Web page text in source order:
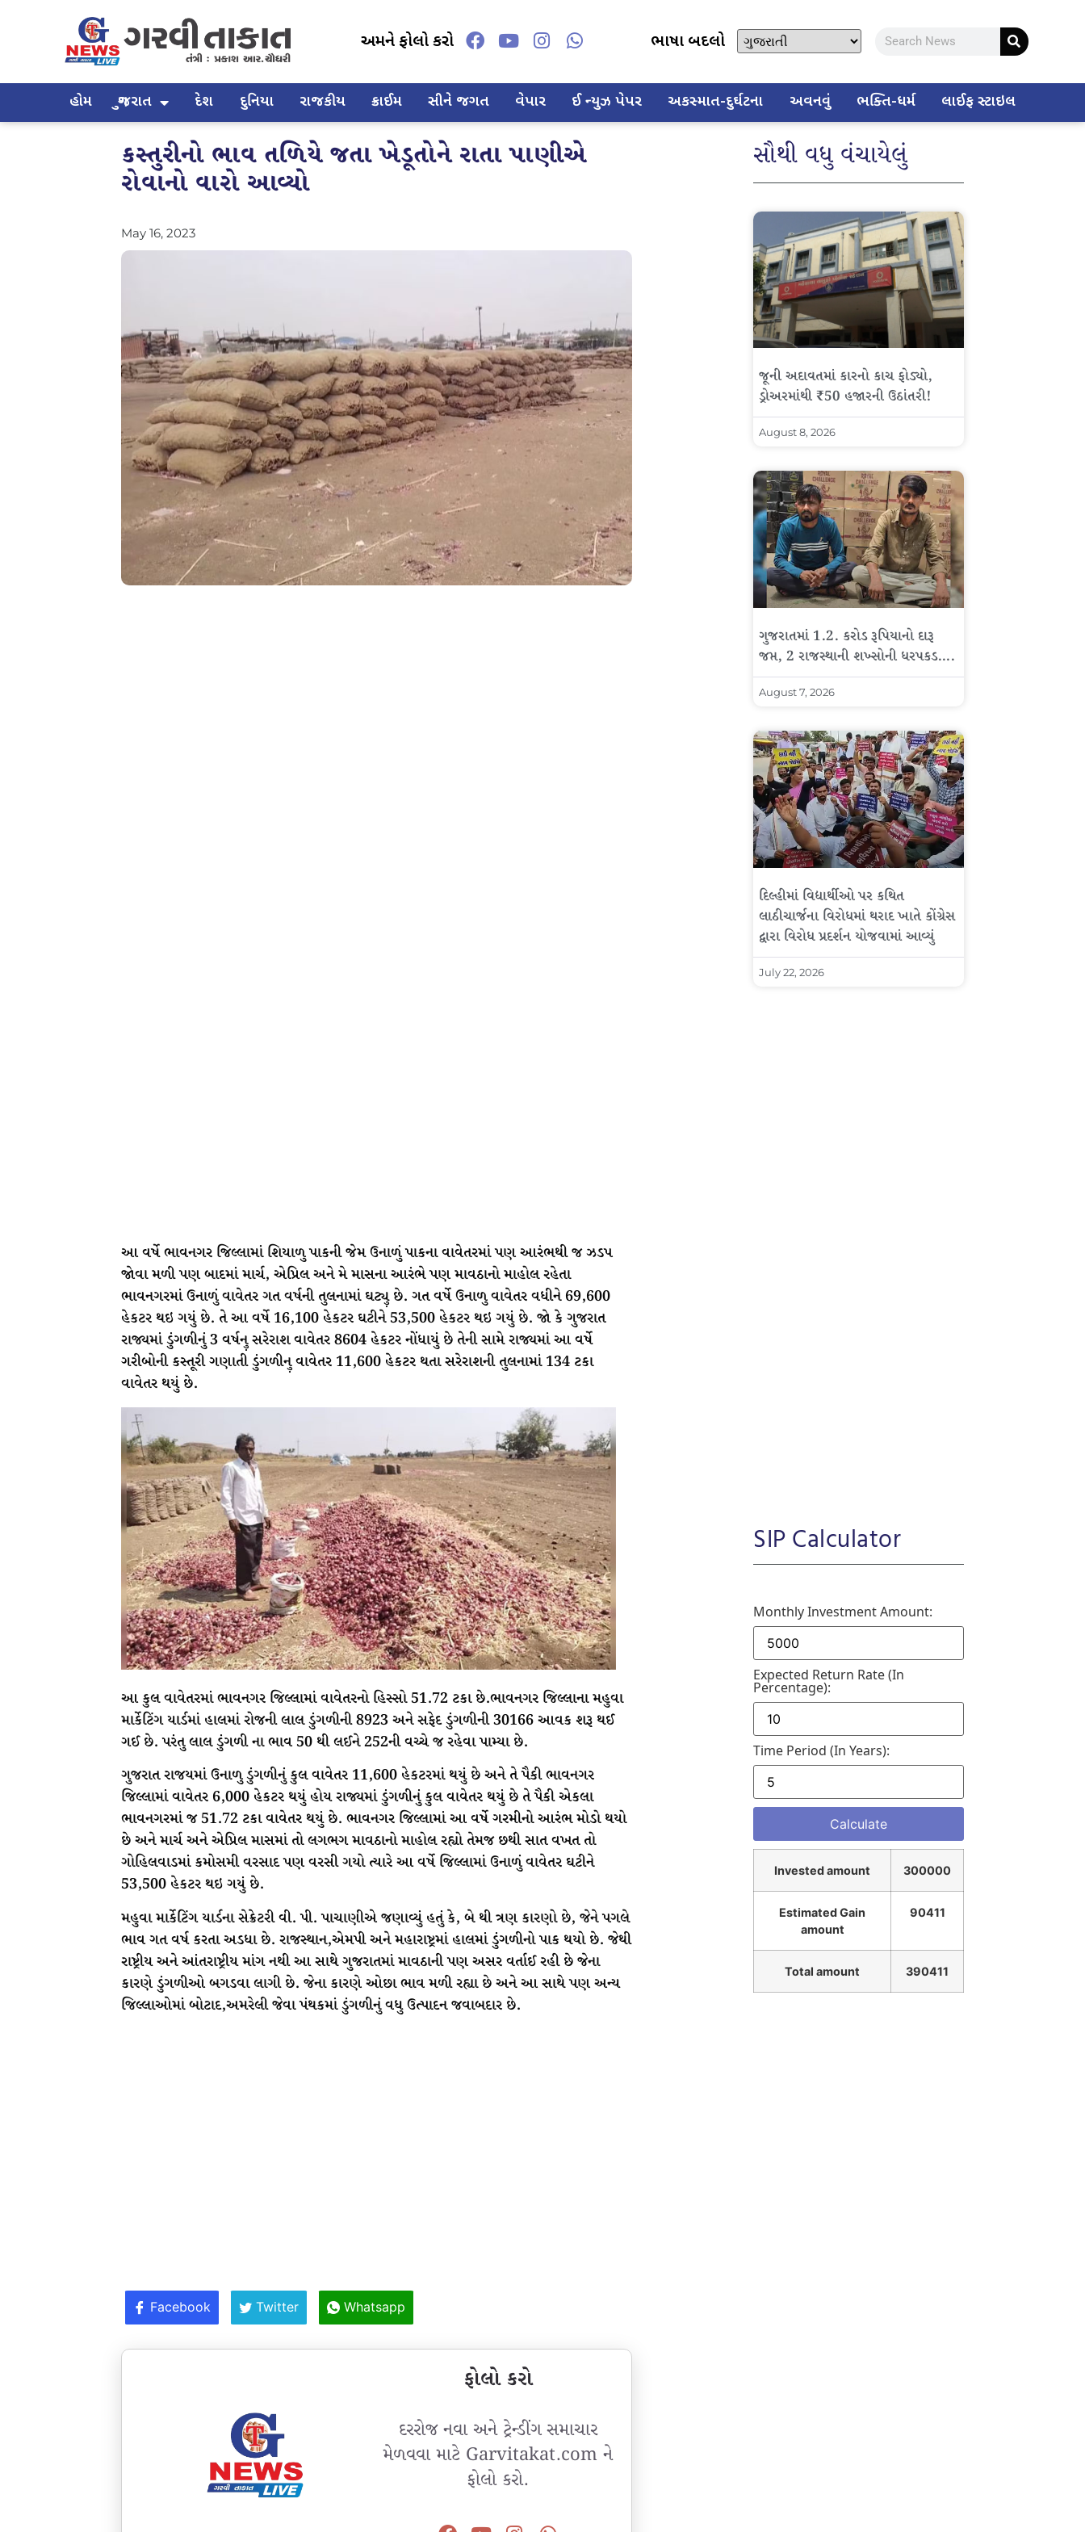
અમને ફોલો કરો ભાષા બદલો
હોમ ગુજરાત દેશ દુનિયા રાજકીય ક્રાઈમ સીને જગત વેપાર ઈ ન્યુઝ પેપર અકસ્માત-દુર્ઘટના અવનવું ભક્તિ-ધર્મ લાઈફ સ્ટાઇલ
કસ્તુરીનો ભાવ તળિયે જતા ખેડૂતોને રાતા પાણીએ
રોવાનો વારો આવ્યો
May 16, 2023
આ વર્ષે ભાવનગર જિલ્લામાં શિયાળુ પાકની જેમ ઉનાળું પાકના વાવેતરમાં પણ આરંભથી જ ઝડપ
જોવા મળી પણ બાદમાં માર્ચ, એપ્રિલ અને મે માસના આરંભે પણ માવઠાનો માહોલ રહેતા
ભાવનગરમાં ઉનાળું વાવેતર ગત વર્ષની તુલનામાં ઘટ્યુ઼ છે. ગત વર્ષે ઉનાળુ વાવેતર વધીને 69,600
હેકટર થઇ ગયું છે. તે આ વર્ષે 16,100 હેકટર ઘટીને 53,500 હેકટર થઇ ગયું છે. જો કે ગુજરાત
રાજ્યમાં ડુંગળીનું 3 વર્ષનુ઼ સરેરાશ વાવેતર 8604 હેકટર નોંધાયું છે તેની સામે રાજ્યમાં આ વર્ષે
ગરીબોની કસ્તૂરી ગણાતી ડુંગળીનુ઼ વાવેતર 11,600 હેકટર થતા સરેરાશની તુલનામાં 134 ટકા
વાવેતર થયું છે.
આ કુલ વાવેતરમાં ભાવનગર જિલ્લામાં વાવેતરનો હિસ્સો 51.72 ટકા છે.ભાવનગર જિલ્લાના મહુવા
માર્કેટિંગ યાર્ડમાં હાલમાં રોજની લાલ ડુંગળીની 8923 અને સફેદ ડુંગળીની 30166 આવક શરૂ થઈ
ગઈ છે. પરંતુ લાલ ડુંગળી ના ભાવ 50 થી લઈને 252ની વચ્ચે જ રહેવા પામ્યા છે.
ગુજરાત રાજયમાં ઉનાળુ ડુંગળીનું કુલ વાવેતર 11,600 હેકટરમાં થયું છે અને તે પૈકી ભાવનગર
જિલ્લામાં વાવેતર 6,000 હેકટર થયું હોય રાજ્યમાં ડુંગળીનું કુલ વાવેતર થયું છે તે પૈકી એકલા
ભાવનગરમાં જ 51.72 ટકા વાવેતર થયું છે. ભાવનગર જિલ્લામાં આ વર્ષે ગરમીનો આરંભ મોડો થયો
છે અને માર્ચ અને એપ્રિલ માસમાં તો લગભગ માવઠાનો માહોલ રહ્યો તેમજ છથી સાત વખત તો
ગોહિલવાડમાં કમોસમી વરસાદ પણ વરસી ગયો ત્યારે આ વર્ષે જિલ્લામાં ઉનાળું વાવેતર ઘટીને
53,500 હેકટર થઇ ગયું છે.
મહુવા માર્કેટિંગ યાર્ડના સેક્રેટરી વી. પી. પાચાણીએ જણાવ્યું હતું કે, બે થી ત્રણ કારણો છે, જેને પગલે
ભાવ ગત વર્ષ કરતા અડધા છે. રાજસ્થાન,એમપી અને મહારાષ્ટ્રમાં હાલમાં ડુંગળીનો પાક થયો છે. જેથી
રાષ્ટ્રીય અને આંતરાષ્ટ્રીય માંગ નથી આ સાથે ગુજરાતમાં માવઠાની પણ અસર વર્તાઈ રહી છે જેના
કારણે ડુંગળીઓ બગડવા લાગી છે. જેના કારણે ઓછા ભાવ મળી રહ્યા છે અને આ સાથે પણ અન્ય
જિલ્લાઓમાં બોટાદ,અમરેલી જેવા પંથકમાં ડુંગળીનું વધુ ઉત્પાદન જવાબદાર છે.
Facebook Twitter Whatsapp
ફોલો કરો
દરરોજ નવા અને ટ્રેન્ડીંગ સમાચાર
મેળવવા માટે Garvitakat.com ને
ફોલો કરો.
સૌથી વધુ વંચાયેલું
જૂની અદાવતમાં કારનો કાચ ફોડ્યો,
ડ્રોઅરમાંથી ₹50 હજારની ઉઠાંતરી!
August 8, 2026
ગુજરાતમાં 1.2. કરોડ રૂપિયાનો દારૂ
જપ્ત, 2 રાજસ્થાની શખ્સોની ધરપકડ….
August 7, 2026
દિલ્હીમાં વિદ્યાર્થીઓ પર કથિત
લાઠીચાર્જના વિરોધમાં થરાદ ખાતે કોંગ્રેસ
દ્વારા વિરોધ પ્રદર્શન યોજવામાં આવ્યું
July 22, 2026
SIP Calculator
Monthly Investment Amount:
Expected Return Rate (in
Percentage):
Time Period (in Years):
Invested amount 300000
Estimated Gain
amount
90411
Total amount 390411